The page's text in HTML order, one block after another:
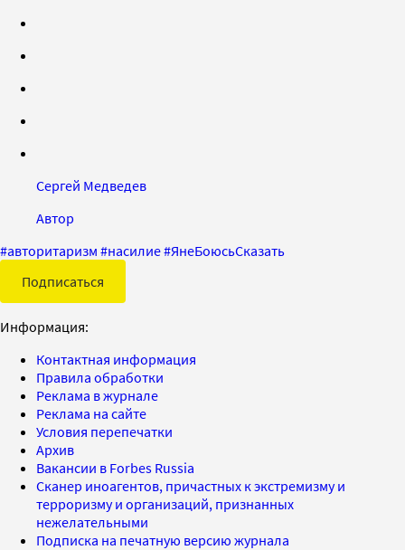
Сергей Медведев
Автор
#авторитаризм #насилие#ЯнеБоюсьСказать
Подписаться
Информация:
Контактная информация
Правила обработки
Реклама в журнале
Реклама на сайте
Условия перепечатки
Архив
Вакансии в Forbes Russia
Сканер иноагентов, причастных к экстремизму и
терроризму и организаций, признанных
нежелательными
Подписка на печатную версию журнала